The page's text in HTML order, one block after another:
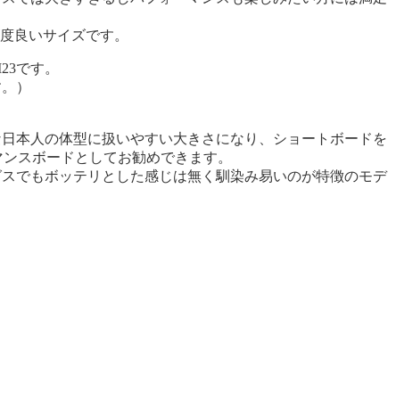
良いサイズです。
です。
）
本人の体型に扱いやすい大きさになり、ショートボードを
スボードとしてお勧めできます。
でもボッテリとした感じは無く馴染み易いのが特徴のモデ